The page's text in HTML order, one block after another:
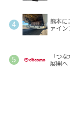
熊本に
ァイン
「つ
展開へ